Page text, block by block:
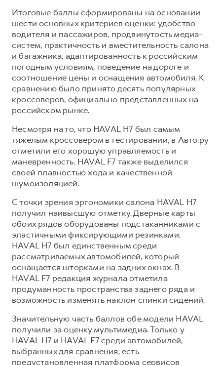
Автомобильные аксессуары
Коллекция CITY
Коллекция Базовая
Коллекция Детская
Коллекция CITY
Коллекция Базовая
Коллекция Детская
Итоговые баллы сформированы на основании
шести основных критериев оценки: удобство
водителя и пассажиров, продвинутость медиа-
систем, практичность и вместительность салона
и багажника, адаптированность к российским
погодным условиям, поведение на дороге и
соотношение цены и оснащения автомобиля. К
сравнению было принято десять популярных
кроссоверов, официально представленных на
российском рынке.
Несмотря на то, что HAVAL H7 был самым
тяжелым кроссовером в тестировании, в Авто.ру
отметили его хорошую управляемость и
маневренность. HAVAL F7 также выделился
своей плавностью хода и качественной
шумоизоляцией.
С точки зрения эргономики салона HAVAL H7
получил наивысшую отметку. Дверные карты
обоих рядов оборудованы подстаканниками с
эластичными фиксирующими резинками.
HAVAL H7 был единственным среди
рассматриваемых автомобилей, который
оснащается шторками на задних окнах. В
HAVAL F7 редакция журнала отметила
продуманность пространства заднего ряда и
возможность изменять наклон спинки сидений.
Значительную часть баллов обе модели HAVAL
получили за оценку мультимедиа. Только у
HAVAL H7 и HAVAL F7 среди автомобилей,
выбранных для сравнения, есть
предустановленная платформа сервисов